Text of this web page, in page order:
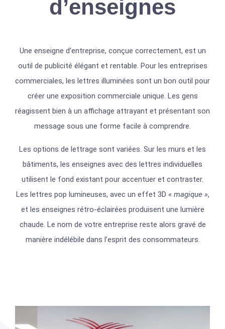
d’enseignes
Une enseigne d’entreprise, conçue correctement, est un
outil de publicité élégant et rentable. Pour les entreprises
commerciales, les lettres illuminées sont un bon outil pour
créer une exposition commerciale unique. Les gens
réagissent bien à un affichage attrayant et présentant son
message sous une forme facile à comprendre.
Les options de lettrage sont variées. Sur les murs et les
bâtiments, les enseignes avec des lettres individuelles
utilisent le fond existant pour accentuer et contraster.
Les lettres pop lumineuses, avec un effet 3D « magique »,
et les enseignes rétro-éclairées produisent une lumière
chaude. Le nom de votre entreprise reste alors gravé de
manière indélébile dans l’esprit des consommateurs.